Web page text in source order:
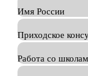
Имя России
Приходское
Работа со